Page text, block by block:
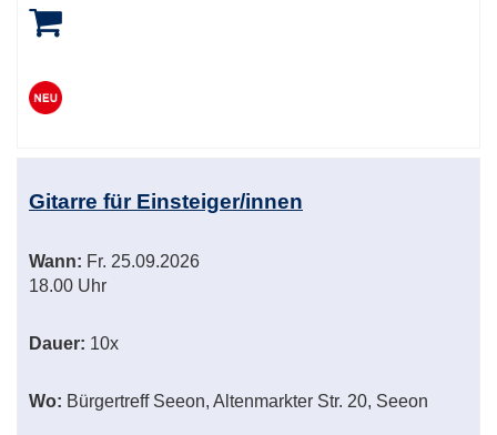
Gitarre für Einsteiger/innen
Wann: Fr. 25.09.2026
18.00 Uhr
Dauer: 10x
Wo: Bürgertreff Seeon, Altenmarkter Str. 20, Seeon